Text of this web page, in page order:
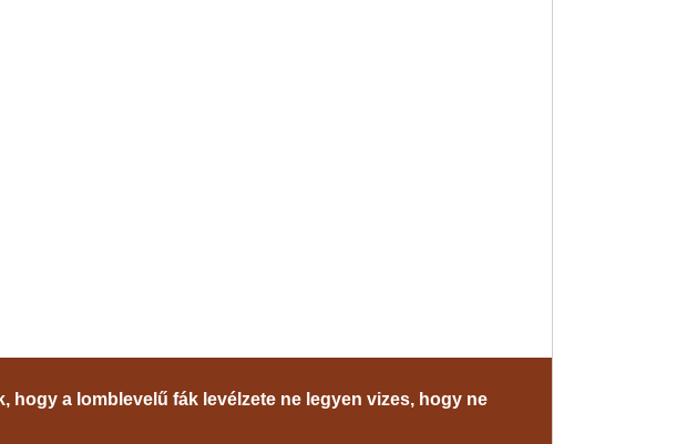
a lomblevelű fák levélzete ne legyen vizes, hogy ne